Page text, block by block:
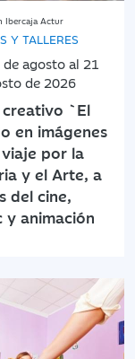
Ibercaja Actur
Y TALLERES
de agosto al 21
de 2026
creativo `El
en imágenes
viaje por la
y el Arte, a
del cine,
y animación